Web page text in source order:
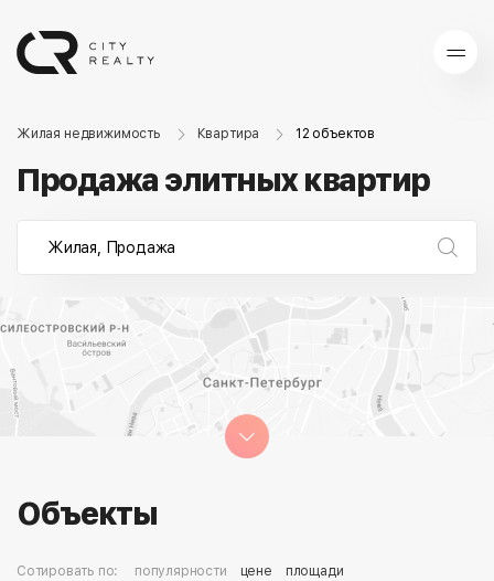
Жилая недвижимость Квартира 12 объектов
Продажа элитных квартир
Жилая, Продажа
Объекты
Сотировать по: популярности цене площади